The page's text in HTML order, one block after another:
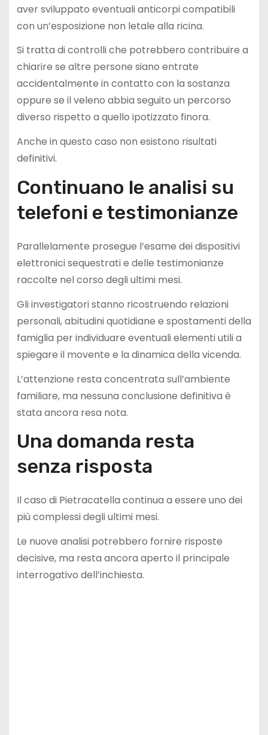
aver sviluppato eventuali anticorpi compatibili
con un’esposizione non letale alla ricina.
Si tratta di controlli che potrebbero contribuire a
chiarire se altre persone siano entrate
accidentalmente in contatto con la sostanza
oppure se il veleno abbia seguito un percorso
diverso rispetto a quello ipotizzato finora.
Anche in questo caso non esistono risultati
definitivi.
Continuano le analisi su
telefoni e testimonianze
Parallelamente prosegue l’esame dei dispositivi
elettronici sequestrati e delle testimonianze
raccolte nel corso degli ultimi mesi.
Gli investigatori stanno ricostruendo relazioni
personali, abitudini quotidiane e spostamenti della
famiglia per individuare eventuali elementi utili a
spiegare il movente e la dinamica della vicenda.
L’attenzione resta concentrata sull’ambiente
familiare, ma nessuna conclusione definitiva è
stata ancora resa nota.
Una domanda resta
senza risposta
Il caso di Pietracatella continua a essere uno dei
più complessi degli ultimi mesi.
Le nuove analisi potrebbero fornire risposte
decisive, ma resta ancora aperto il principale
interrogativo dell’inchiesta.